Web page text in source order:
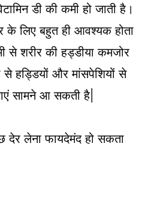
डी की कमी हो जाती है।
के लिए बहुत ही आवश्यक होता
से शरीर की हड्डीया कमजोर
से हड्डियों और मांसपेशियों से
सामने आ सकती है|
लेना फायदेमंद हो सकता